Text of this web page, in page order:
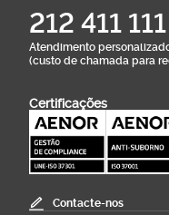
212 411 111
Atendimento
(custo de chamada para
Certificações
Contacte-nos